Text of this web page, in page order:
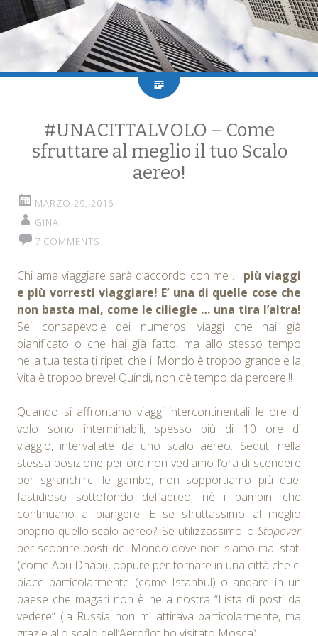
#UNACITTALVOLO – Come
sfruttare al meglio il tuo Scalo
aereo!
MARZO 29, 2016
GINA
7 COMMENTS
Chi ama viaggiare sarà d’accordo con me … più viaggi
e più vorresti viaggiare! E’ una di quelle cose che
non basta mai, come le ciliegie … una tira l’altra!
Sei consapevole dei numerosi viaggi che hai già
pianificato o che hai già fatto, ma allo stesso tempo
nella tua testa ti ripeti che il Mondo è troppo grande e la
Vita è troppo breve! Quindi, non c’è tempo da perdere!!!
Quando si affrontano viaggi intercontinentali le ore di
volo sono interminabili, spesso più di 10 ore di
viaggio, intervallate da uno scalo aereo. Seduti nella
stessa posizione per ore non vediamo l’ora di scendere
per sgranchirci le gambe, non sopportiamo più quel
fastidioso sottofondo dell’aereo, nè i bambini che
continuano a piangere! E se sfruttassimo al meglio
proprio quello scalo aereo?! Se utilizzassimo lo Stopover
per scoprire posti del Mondo dove non siamo mai stati
(come Abu Dhabi), oppure per tornare in una città che ci
piace particolarmente (come Istanbul) o andare in un
paese che magari non è nella nostra “Lista di posti da
vedere” (la Russia non mi attirava particolarmente, ma